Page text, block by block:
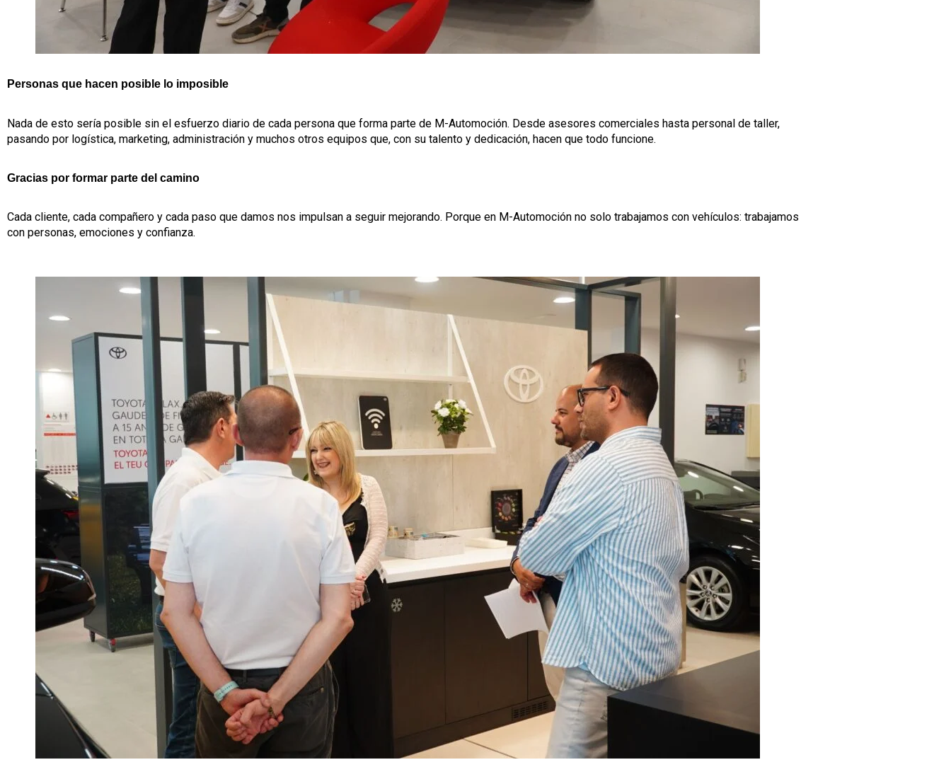
Personas que hacen posible lo imposible
Nada de esto sería posible sin el esfuerzo diario de cada persona que forma parte de M-Automoción. Desde asesores comerciales hasta personal de taller,
pasando por logística, marketing, administración y muchos otros equipos que, con su talento y dedicación, hacen que todo funcione.
Gracias por formar parte del camino
Cada cliente, cada compañero y cada paso que damos nos impulsan a seguir mejorando. Porque en M-Automoción no solo trabajamos con vehículos: trabajamos
con personas, emociones y confianza.